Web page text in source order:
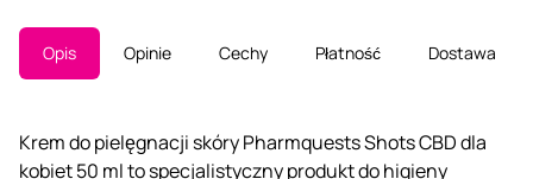
Opis Opinie Cechy Płatność Dostawa
Krem do pielęgnacji skóry Pharmquests Shots CBD dla
kobiet 50 ml to specjalistyczny produkt do higieny